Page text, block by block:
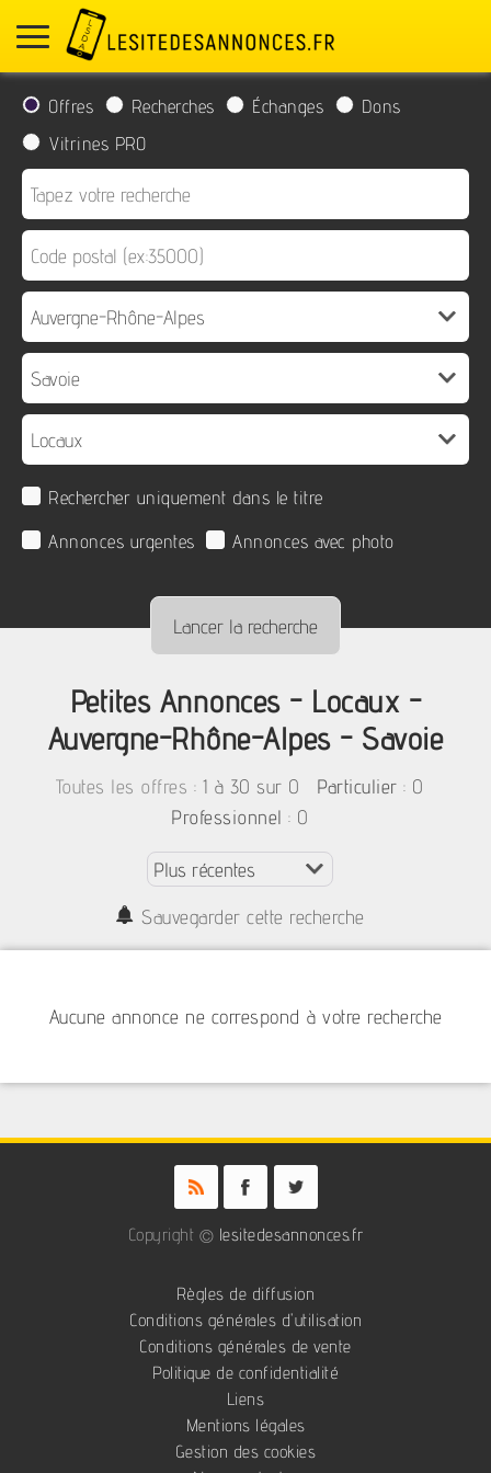
Offres Recherches Échanges
Dons
Vitrines PRO
Rechercher uniquement dans le titre
Annonces urgentes
Annonces avec photo
Petites Annonces - Locaux -
Auvergne-Rhône-Alpes - Savoie
Toutes les offres : 1 à 30 sur 0 Particulier : 0
Professionnel : 0
Sauvegarder cette recherche
Aucune annonce ne correspond à votre recherche
Copyright © lesitedesannonces.fr
Règles de diffusion
Conditions générales d'utilisation
Conditions générales de vente
Politique de confidentialité
Liens
Mentions légales
Gestion des cookies